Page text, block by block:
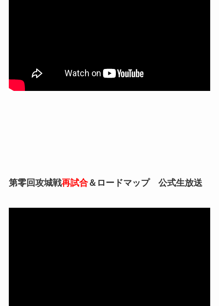
第零回攻城戦再試合＆ロードマップ 公式生放送